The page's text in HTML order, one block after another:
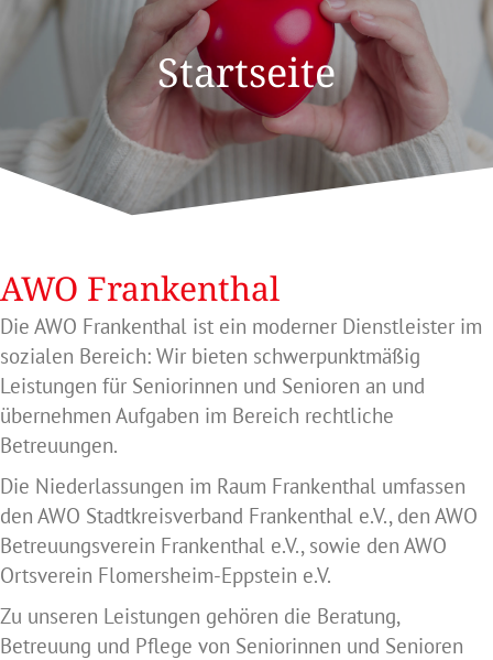
Startseite
AWO Frankenthal
Die AWO Frankenthal ist ein moderner Dienstleister im
sozialen Bereich: Wir bieten schwerpunktmäßig
Leistungen für Seniorinnen und Senioren an und
übernehmen Aufgaben im Bereich rechtliche
Betreuungen.
Die Niederlassungen im Raum Frankenthal umfassen
den AWO Stadtkreisverband Frankenthal e.V., den AWO
Betreuungsverein Frankenthal e.V., sowie den AWO
Ortsverein Flomersheim-Eppstein e.V.
Zu unseren Leistungen gehören die Beratung,
Betreuung und Pflege von Seniorinnen und Senioren